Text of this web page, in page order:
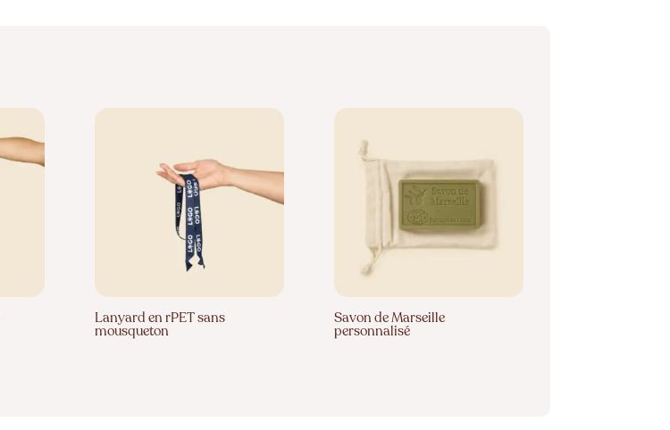
Lanyard en rPET sans
mousqueton
Savon de Marseille
personnalisé